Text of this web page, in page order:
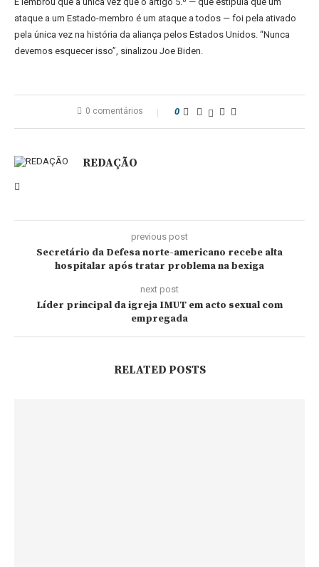
ataque a um Estado-membro é um ataque a todos — foi pela ativado
pela única vez na história da aliança pelos Estados Unidos. “Nunca
devemos esquecer isso”, sinalizou Joe Biden.
0 comentários 0
REDAÇÃO
previous post
Secretário da Defesa norte-americano recebe alta
hospitalar após tratar problema na bexiga
next post
Líder principal da igreja IMUT em acto sexual com
empregada
RELATED POSTS